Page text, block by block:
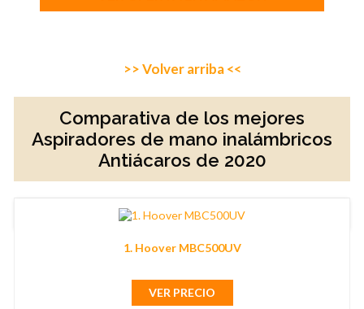
>> Volver arriba <<
Comparativa de los mejores
Aspiradores de mano inalámbricos
Antiácaros de 2020
1. Hoover MBC500UV
VER PRECIO